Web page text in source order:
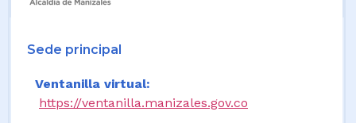
Sede principal
Ventanilla virtual:
https://ventanilla.manizales.gov.co